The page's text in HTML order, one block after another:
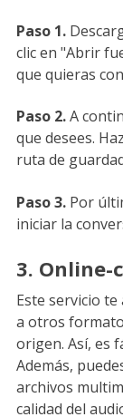
Paso 1.
clic en "Abrir
que quieras
Paso 2.A
que desees.
ruta de
Paso 3. Por
iniciar la
3. Online-
Este servicio
a otros
origen. Así, es
Además,
archivos
calidad del